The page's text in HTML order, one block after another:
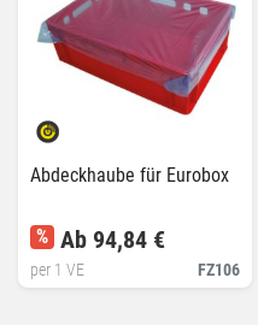
Abdeckhaube für Eurobox
FZ106
% Ab 94,84 €
per 1 VE